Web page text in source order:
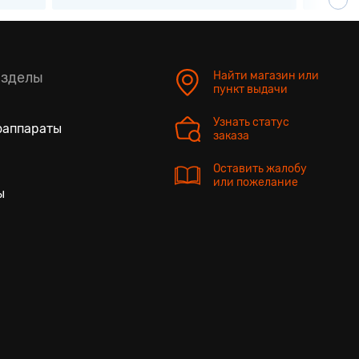
Найти магазин или
пункт выдачи
Узнать статус
заказа
Оставить жалобу
или пожелание